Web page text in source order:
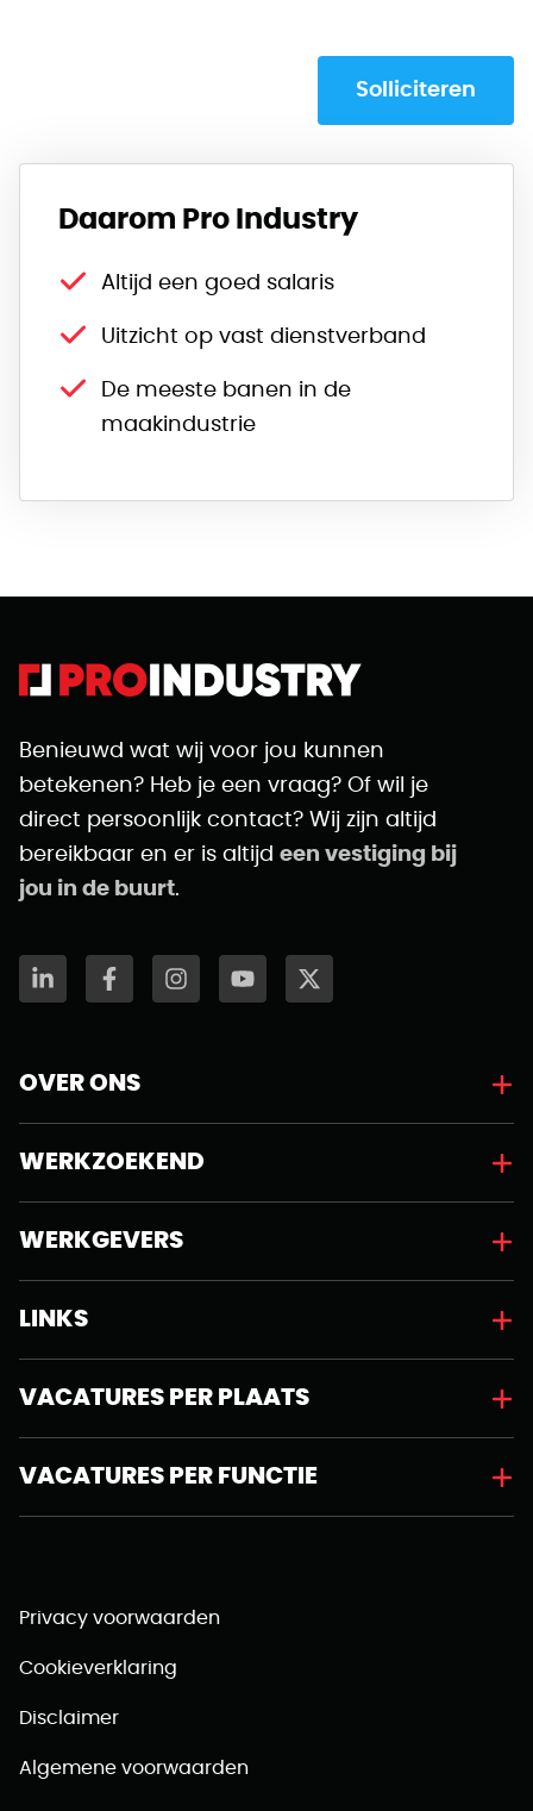
Solliciteren
Daarom Pro Industry
Altijd een goed salaris
Uitzicht op vast dienstverband
De meeste banen in de
maakindustrie
Benieuwd wat wij voor jou kunnen
betekenen? Heb je een vraag? Of wil je
direct persoonlijk contact? Wij zijn altijd
bereikbaar en er is altijd een vestiging bij
jou in de buurt.
OVER ONS
WERKZOEKEND
WERKGEVERS
LINKS
VACATURES PER PLAATS
VACATURES PER FUNCTIE
Privacy voorwaarden
Cookieverklaring
Disclaimer
Algemene voorwaarden